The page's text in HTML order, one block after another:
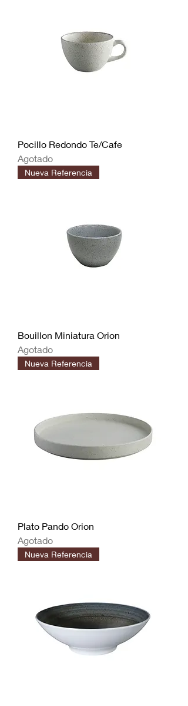
Pocillo Redondo Te/Cafe
Agotado
Nueva Referencia
Bouillon Miniatura Orion
Agotado
Nueva Referencia
Plato Pando Orion
Agotado
Nueva Referencia